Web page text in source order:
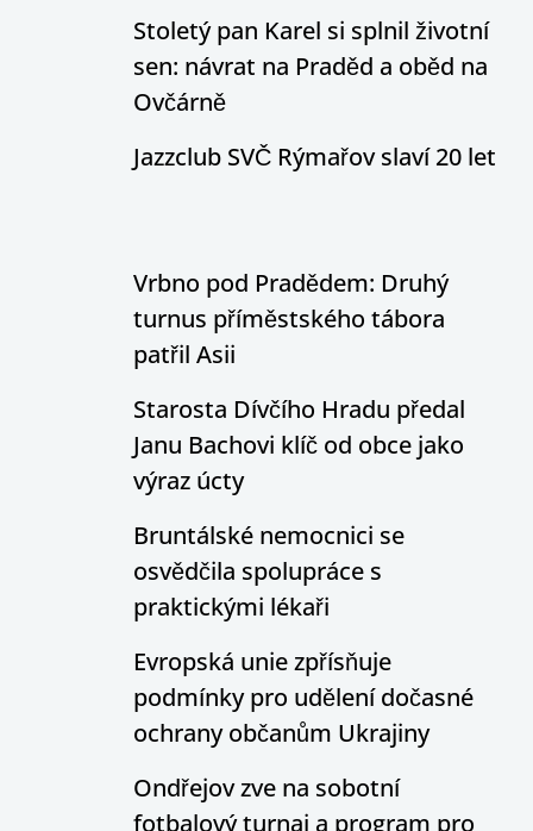
Stoletý pan Karel si splnil životní
sen: návrat na Praděd a oběd na
Ovčárně
Jazzclub SVČ Rýmařov slaví 20 let
Vrbno pod Pradědem: Druhý
turnus příměstského tábora
patřil Asii
Starosta Dívčího Hradu předal
Janu Bachovi klíč od obce jako
výraz úcty
Bruntálské nemocnici se
osvědčila spolupráce s
praktickými lékaři
Evropská unie zpřísňuje
podmínky pro udělení dočasné
ochrany občanům Ukrajiny
Ondřejov zve na sobotní
fotbalový turnaj a program pro